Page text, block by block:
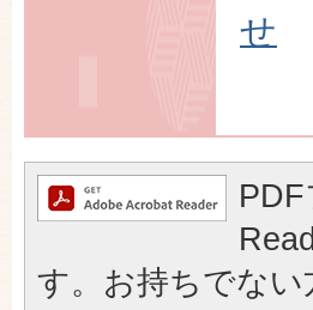
せ
す。お持ちでな